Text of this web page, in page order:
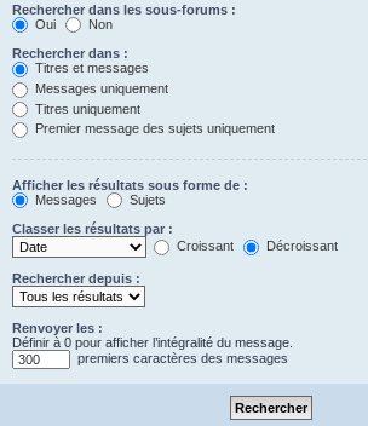
Rechercher dans les sous-forums :
Oui
Non
Rechercher dans :
Titres et messages
Messages uniquement
Titres uniquement
Premier message des sujets uniquement
Afficher les résultats sous forme de :
Messages
Sujets
Classer les résultats par :
Croissant
Décroissant
Rechercher depuis :
Renvoyer les :
Définir à 0 pour afficher l’intégralité du message.
premiers caractères des messages